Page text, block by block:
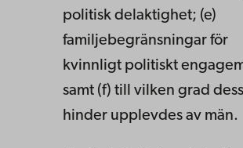
politisk delaktighet; (e)
familjebegränsningar för
kvinnligt politiskt
samt (f) till vilken grad
hinder upplevdes av män.